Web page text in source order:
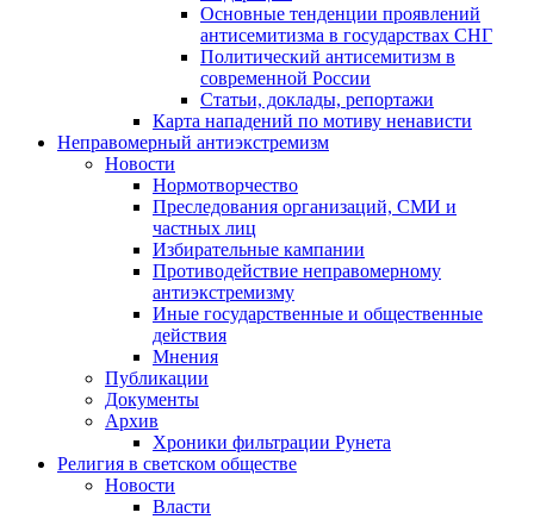
Основные тенденции проявлений
антисемитизма в государствах СНГ
Политический антисемитизм в
современной России
Статьи, доклады, репортажи
Карта нападений по мотиву ненависти
Неправомерный антиэкстремизм
Новости
Нормотворчество
Преследования организаций, СМИ и
частных лиц
Избирательные кампании
Противодействие неправомерному
антиэкстремизму
Иные государственные и общественные
действия
Мнения
Публикации
Документы
Архив
Хроники фильтрации Рунета
Религия в светском обществе
Новости
Власти